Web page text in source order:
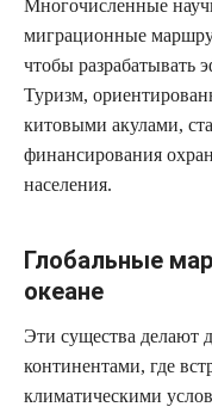
Многочисленные
миграционные
чтобы разрабатывать
Туризм,
китовыми акулами,
финансирования
населения.
Глобальные
океане
Эти существа делают
континентами, где
климатическими